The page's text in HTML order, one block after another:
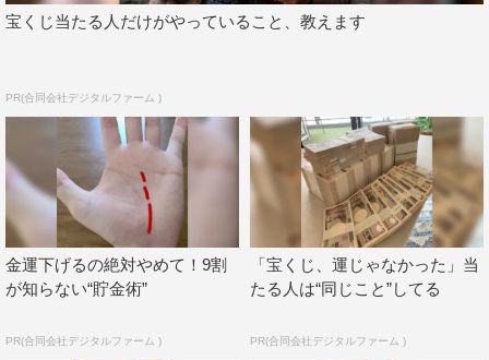
宝くじ当たる人だけがやっていること、教えます
PR(合同会社デジタルファーム )
金運下げるの絶対やめて！9割
が知らない“貯金術”
PR(合同会社デジタルファーム )
「宝くじ、運じゃなかった」当
たる人は“同じこと”してる
PR(合同会社デジタルファーム )